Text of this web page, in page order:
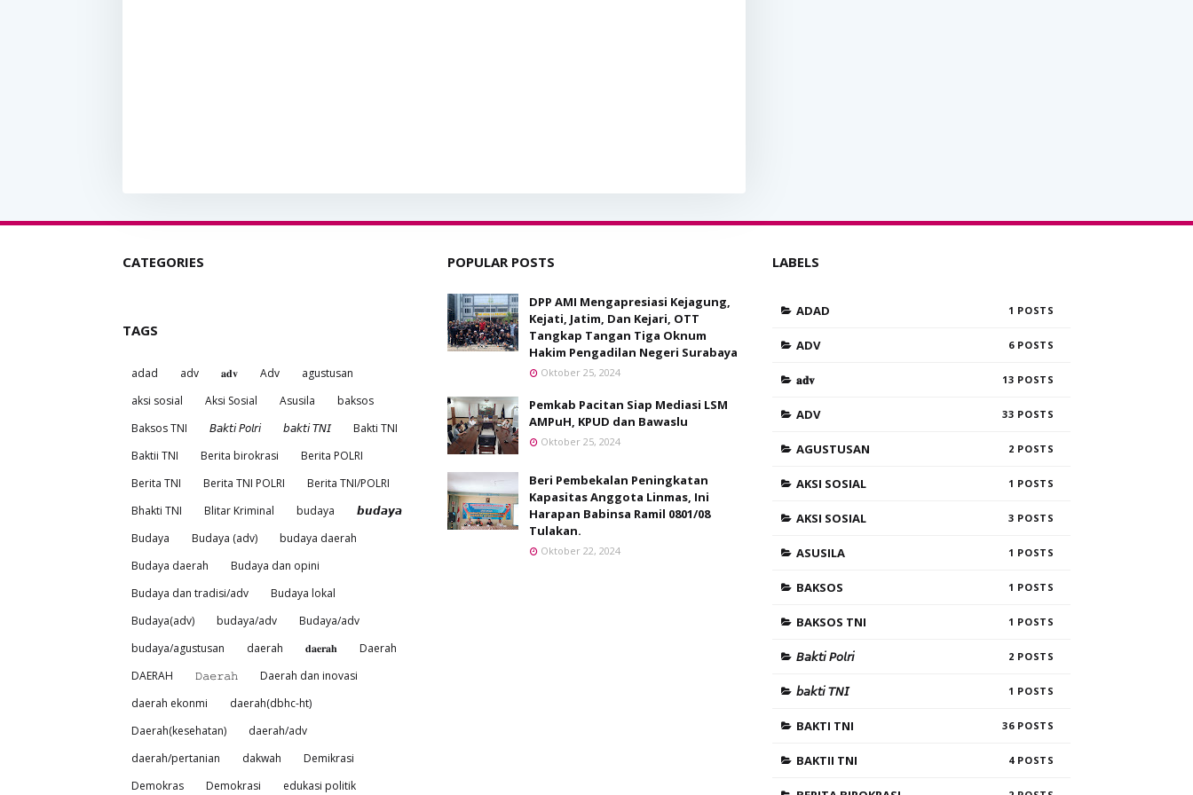
CATEGORIES
TAGS
adad adv 𝐚𝐝𝐯 Adv
agustusan
aksi sosial
Aksi Sosial Asusila
baksos
Baksos TNI
𝘉𝘢𝘬𝘵𝘪 𝘗𝘰𝘭𝘳𝘪 𝘣𝘢𝘬𝘵𝘪 𝘛𝘕𝘐
Bakti TNI
Baktii TNI
Berita birokrasi
Berita POLRI
Berita TNI
Berita TNI POLRI
Berita TNI/POLRI
Bhakti TNI
Blitar Kriminal budaya
𝙗𝙪𝙙𝙖𝙮𝙖
Budaya
Budaya (adv)
budaya daerah
Budaya daerah
Budaya dan opini
Budaya dan tradisi/adv
Budaya lokal
Budaya(adv)
budaya/adv
Budaya/adv
budaya/agustusan
daerah 𝐝𝐚𝐞𝐫𝐚𝐡
Daerah
DAERAH
𝙳𝚊𝚎𝚛𝚊𝚑
Daerah dan inovasi
daerah ekonmi
daerah(dbhc-ht)
Daerah(kesehatan)
daerah/adv
daerah/pertanian
dakwah
Demikrasi
Demokras
Demokrasi edukasi politik
POPULAR POSTS
DPP AMI Mengapresiasi Kejagung,
Kejati, Jatim, Dan Kejari, OTT
Tangkap Tangan Tiga Oknum
Hakim Pengadilan Negeri Surabaya
Oktober 25, 2024
Pemkab Pacitan Siap Mediasi LSM
AMPuH, KPUD dan Bawaslu
Oktober 25, 2024
Beri Pembekalan Peningkatan
Kapasitas Anggota Linmas, Ini
Harapan Babinsa Ramil 0801/08
Tulakan.
Oktober 22, 2024
LABELS
ADAD 1
ADV 6
𝐚𝐝𝐯 13
ADV 33
AGUSTUSAN 2
AKSI SOSIAL 1
AKSI SOSIAL 3
ASUSILA 1
BAKSOS 1
BAKSOS TNI 1
𝘉𝘢𝘬𝘵𝘪 𝘗𝘰𝘭𝘳𝘪 2
𝘣𝘢𝘬𝘵𝘪 𝘛𝘕𝘐 1
BAKTI TNI 36
BAKTII TNI 4